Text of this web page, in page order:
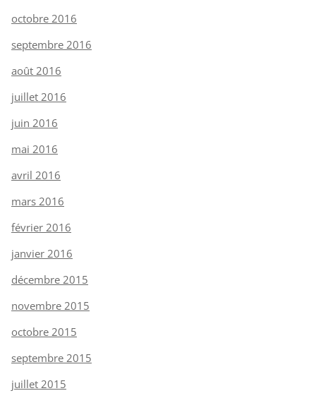
octobre 2016
septembre 2016
août 2016
juillet 2016
juin 2016
mai 2016
avril 2016
mars 2016
février 2016
janvier 2016
décembre 2015
novembre 2015
octobre 2015
septembre 2015
juillet 2015